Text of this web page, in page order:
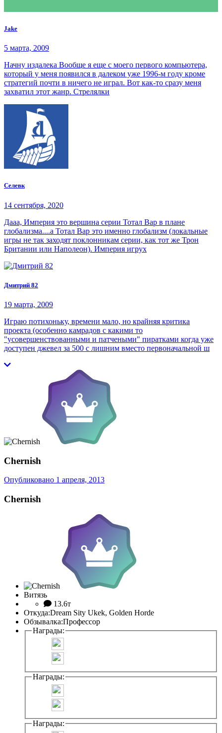
Jake
5 марта, 2009
Начну издалека Вообще я еще с моего первого компьютера,
который у меня появился в далеком уже 1996-м году кроме
стратегий почти в ничего не играл. Вот как-то сразу меня
захватил этот жанр. Стрелялки
Селевк
14 сентября, 2020
Дааа, Империя это вершина серии Тотал Вар в плане
глобализма....а Тотал Вар это именно глобализм (локальные
игры не так заходят поклонникам серии, как тот же Трон
Британии или Наполеон). Империя игрух
Дмитрий 82
19 марта, 2009
Играю потихоньку, времени мало, но крайняя критика
проекта (особенно камрадов с какими то
"усовершенствованными и патчеными" пиратками когда уже
доступен джевел за 500 с лишним вместо первоначальной ш
Chernish
Опубликовано 1 апреля, 2013
Chernish
Витязь
13.6т
Откуда:Dream Sity Ukek, Golden Horde
Обзывалка:Профессор
Награды:
Награды:
Награды: